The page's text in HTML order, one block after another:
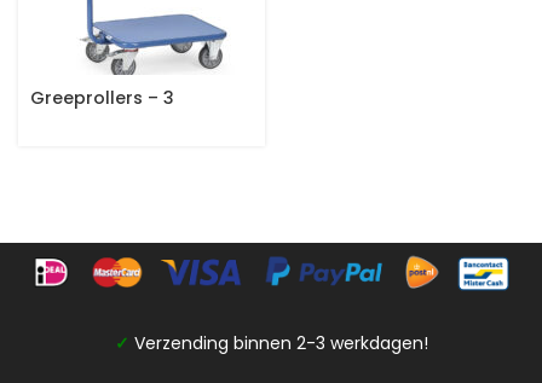
Greeprollers – 3
✓ Verzending binnen 2-3 werkdagen!